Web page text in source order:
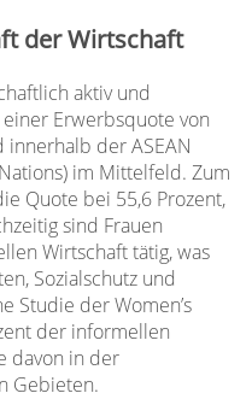
der Wirtschaft
aktiv und
Erwerbsquote von
innerhalb der ASEAN
im Mittelfeld. Zum
Quote bei 55,6 Prozent,
sind Frauen
Wirtschaft tätig, was
Sozialschutz und
Studie der Women’s
der informellen
davon in der
Gebieten.